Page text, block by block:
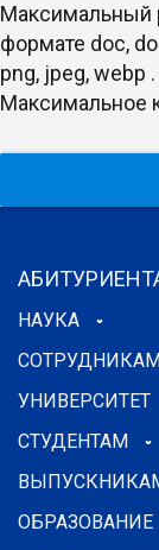
Максимальный
формате doc,
png, jpeg, webp .
Максимальное
НАУКА
УНИВЕРСИТЕТ
СТУДЕНТАМ
ОБРАЗОВАНИЕ